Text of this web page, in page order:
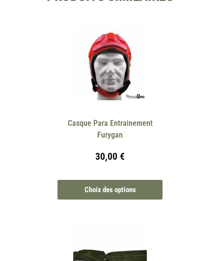
Casque Para Entrainement
Furygan
30,00 €
Choix des options